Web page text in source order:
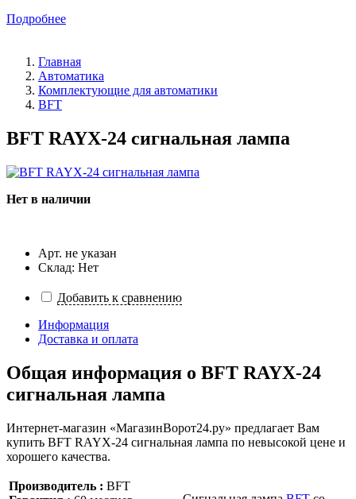
Подробнее
Главная
Автоматика
Комплектующие для автоматики
BFT
BFT RAYX-24 сигнальная лампа
Нет в наличии
Арт. не указан
Склад: Нет
Добавить к сравнению
Информация
Доставка и оплата
Общая информация о BFT RAYX-24
сигнальная лампа
Интернет-магазин «МагазинВорот24.ру» предлагает Вам
купить BFT RAYX-24 сигнальная лампа по невысокой цене и
хорошего качества.
Производитель : BFT